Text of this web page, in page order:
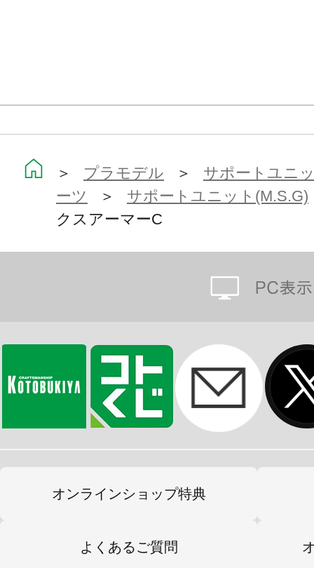
■連結拡張アタッチメントC（平面）
■連結拡張アタッチメントD（平面）
■連結拡張アタッチメントE（角度付
■3mm凸軸ジョイント ×2
■可動ジョイント ×2
※本製品は再生産品となります。
※実際の商品に「メカサプライ09 エ
品は付属しません。
※画像は開発中のものです。実際の
＞ プラモデル ＞ サポートユニ
ーツ
＞ サポートユニット(M.S.G)
クスアーマーC
オンラインショップ特典
よくあるご質問